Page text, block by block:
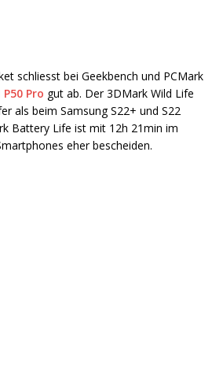
schliesst bei Geekbench und PCMark
P50 Pro gut ab. Der 3DMark Wild Life
als beim Samsung S22+ und S22
Battery Life ist mit 12h 21min im
eher bescheiden.